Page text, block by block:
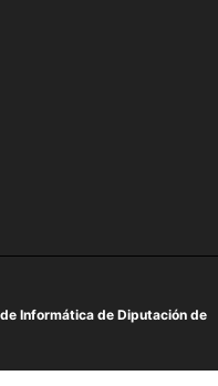
Informática de Diputación de